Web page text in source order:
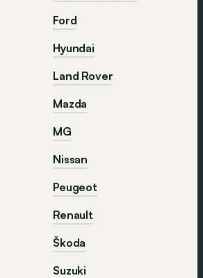
Ford
Hyundai
Land Rover
Mazda
MG
Nissan
Peugeot
Renault
Škoda
Suzuki